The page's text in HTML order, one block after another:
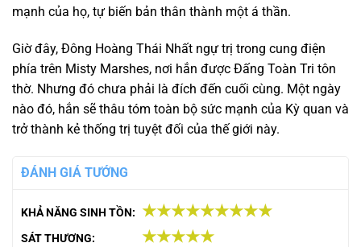
mạnh của họ, tự biến bản thân thành một á thần.
Giờ đây, Đông Hoàng Thái Nhất ngự trị trong cung điện
phía trên Misty Marshes, nơi hắn được Đấng Toàn Tri tôn
thờ. Nhưng đó chưa phải là đích đến cuối cùng. Một ngày
nào đó, hắn sẽ thâu tóm toàn bộ sức mạnh của Kỳ quan và
trở thành kẻ thống trị tuyệt đối của thế giới này.
ĐÁNH GIÁ TƯỚNG
KHẢ NĂNG SINH TỒN: ★★★★★★★★★
SÁT THƯƠNG: ★★★★★